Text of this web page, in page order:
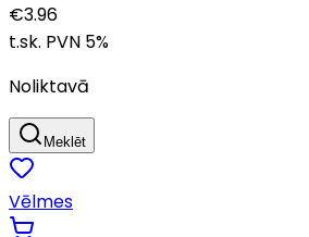
€3.96
t.sk. PVN 5%
Noliktavā
Meklēt
Vēlmes